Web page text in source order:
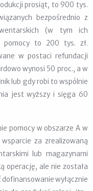
prosiąt, to 900 tys.
bezpośrednio z
(w tym ich
pomocy to 200 tys. zł.
w postaci refundacji
wynosi 50 proc., a w
lub gdy robi to wspólnie
jest wyższy i sięga 60
pomocy w obszarze A w
za zrealizowaną
lub magazynami
operację, ale nie została
wyłącznie